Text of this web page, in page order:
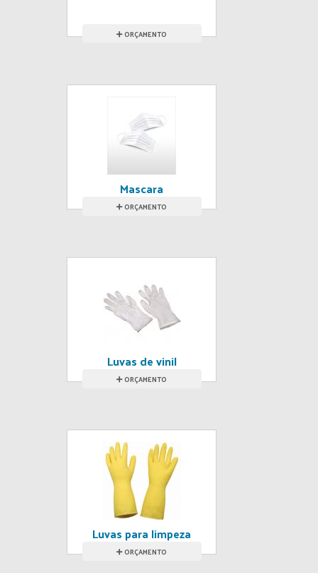
ORÇAMENTO
Mascara
descartável
ORÇAMENTO
Luvas de vinil
ORÇAMENTO
Luvas para limpeza
de varias cores
ORÇAMENTO